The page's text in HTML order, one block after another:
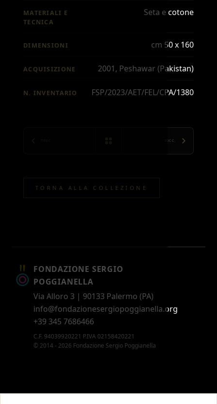
MATERIALI E
TECNICA
Seta e cotone
DIMENSIONI cm 50 x 160
ACQUISIZIONE 2001, Peshawar (Pakistan)
N. INVENTARIO FSP/2023/AET/FEL/CPA/1380
SUCC.
TORNA ALLA COLLEZIONE
FONDAZIONE SERGIO
POGGIANELLA
Via Alloro 3 | 90133 Palermo (PA)
info@fondazionesergiopoggianella.org
+39 345 7686466
C.F. 94039920221 P.IVA 02158420221
© 2014 - 2026 Fondazione Sergio Poggianella